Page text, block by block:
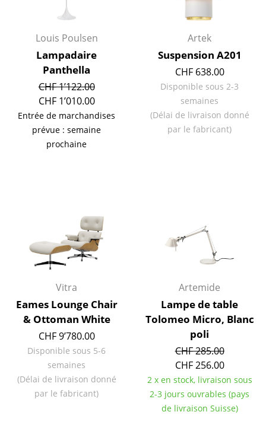
Étagères murales
Buffets & Commodes
Meubles TV
Caissons roulants et Meubles d’appoint
Meubles de bar
Garde-robes
Petits rangements
Suspensions & Plafonniers
Lampes de table
Lampadaires et Liseuses
Lampes de sol
Appliques murales
Luminaires d’extérieur
Louis Poulsen
Lampadaire
Panthella
CHF 1’122.00
CHF 1’010.00
Entrée de marchandises
prévue : semaine
prochaine
Artek
Suspension A201
CHF 638.00
Disponible sous 2-3
semaines
(Délai de livraison donné
par le fabricant)
Vitra
Eames Lounge Chair
& Ottoman White
CHF 9’780.00
Disponible sous 5-6
semaines
(Délai de livraison donné
par le fabricant)
Artemide
Lampe de table
Tolomeo Micro, Blanc
poli
CHF 285.00
CHF 256.00
2 x en stock, livraison sous
2-3 jours ouvrables (pays
de livraison Suisse)